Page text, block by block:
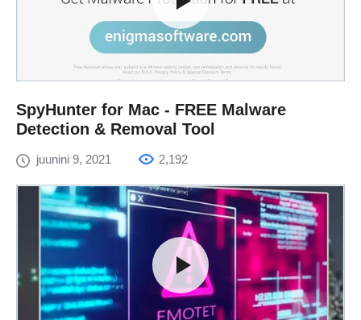
SpyHunter for Mac - FREE Malware
Detection & Removal Tool
juunini 9, 2021 2,192